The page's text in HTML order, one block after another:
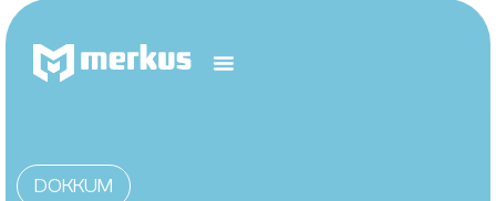
DOKKUM